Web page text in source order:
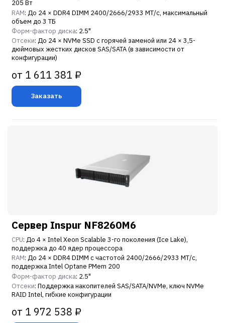
205 Вт
RAM: До 24 × DDR4 DIMM 2400/2666/2933 МТ/с, максимальный
объем до 3 ТБ
Форм-фактор диска: 2.5"
Отсеки: До 24 × NVMe SSD с горячей заменой или 24 × 3,5-
дюймовых жестких дисков SAS/SATA (в зависимости от
конфигурации)
от 1 611 381 ₽
Заказать
Сервер Inspur NF8260M6
CPU: До 4 × Intel Xeon Scalable 3-го поколения (Ice Lake),
поддержка до 40 ядер процессора
RAM: До 24 × DDR4 DIMM с частотой 2400/2666/2933 МТ/с,
поддержка Intel Optane PMem 200
Форм-фактор диска: 2.5"
Отсеки: Поддержка накопителей SAS/SATA/NVMe, ключ NVMe
RAID Intel, гибкие конфигурации
от 1 972 538 ₽